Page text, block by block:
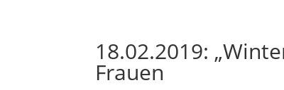
18.02.2019:
Frauen